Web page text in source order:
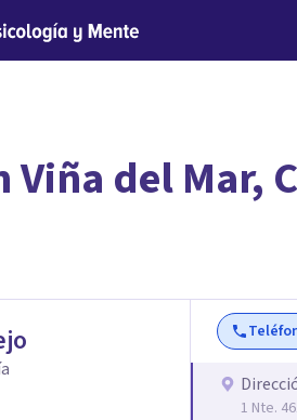
adecuado?
Viña del Mar,
1 Nte.